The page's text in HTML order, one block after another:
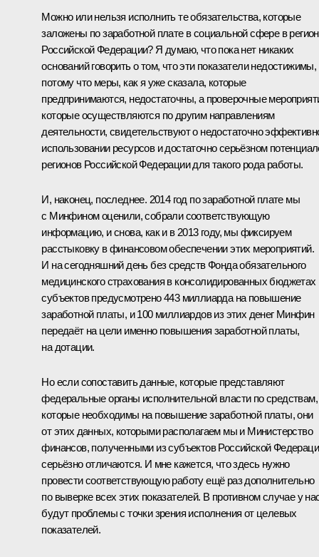
Можно или нельзя исполнить те обязательства, которые
заложены по заработной плате в социальной сфере в
Российской Федерации? Я думаю, что пока нет никаких
оснований говорить о том, что эти показатели недостижимы,
потому что меры, как я уже сказала, которые
предпринимаются, недостаточны, а проверочные
которые осуществляются по другим направлениям
деятельности, свидетельствуют о недостаточно
использовании ресурсов и достаточно серьёзном
регионов Российской Федерации для такого рода работы.
И, наконец, последнее. 2014 год по заработной плате мы
с Минфином оценили, собрали соответствующую
информацию, и снова, как и в 2013 году, мы фиксируем
расстыковку в финансовом обеспечении этих мероприятий.
И на сегодняшний день без средств Фонда обязательного
медицинского страхования в консолидированных бюджетах
субъектов предусмотрено 443 миллиарда на повышение
заработной платы, и 100 миллиардов из этих денег Минфин
передаёт на цели именно повышения заработной платы,
на дотации.
Но если сопоставить данные, которые представляют
федеральные органы исполнительной власти по средствам,
которые необходимы на повышение заработной платы, они
от этих данных, которыми располагаем мы и Министерство
финансов, полученными из субъектов Российской
серьёзно отличаются. И мне кажется, что здесь нужно
провести соответствующую работу ещё раз дополнительно
по выверке всех этих показателей. В противном случае у
будут проблемы с точки зрения исполнения от целевых
показателей.